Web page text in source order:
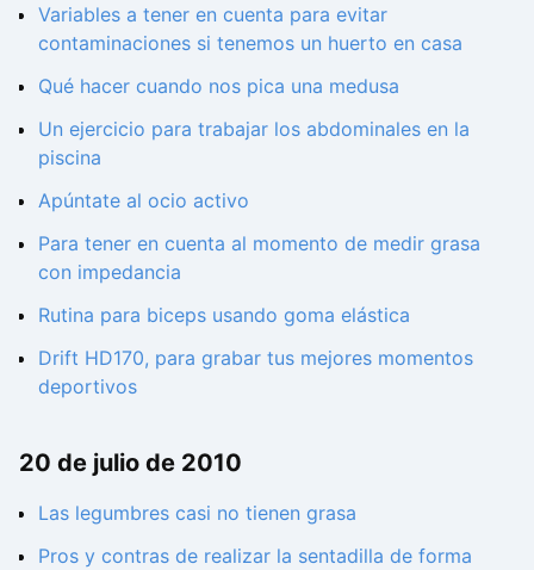
Variables a tener en cuenta para evitar
contaminaciones si tenemos un huerto en casa
Qué hacer cuando nos pica una medusa
Un ejercicio para trabajar los abdominales en la
piscina
Apúntate al ocio activo
Para tener en cuenta al momento de medir grasa
con impedancia
Rutina para biceps usando goma elástica
Drift HD170, para grabar tus mejores momentos
deportivos
20 de julio de 2010
Las legumbres casi no tienen grasa
Pros y contras de realizar la sentadilla de forma